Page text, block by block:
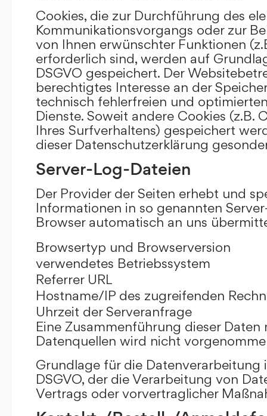
Cookies, die zur Durchführung des
Kommunikationsvorgangs oder zur
von Ihnen erwünschter Funktionen
erforderlich sind, werden auf
DSGVO gespeichert. Der
berechtigtes Interesse an der
technisch fehlerfreien und
Dienste. Soweit andere Cookies (z.B.
Ihres Surfverhaltens) gespeichert
dieser Datenschutzerklärung
Server-Log-Dateien
Der Provider der Seiten erhebt und
Informationen in so genannten
Browser automatisch an uns
Browsertyp und Browserversion
verwendetes Betriebssystem
Referrer URL
Hostname/IP des zugreifenden
Uhrzeit der Serveranfrage
Eine Zusammenführung dieser Daten
Datenquellen wird nicht
Grundlage für die Datenverarbeitung
DSGVO, der die Verarbeitung von
Vertrags oder vorvertraglicher